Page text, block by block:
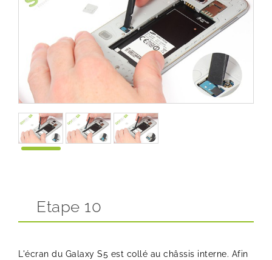
Etape 10
L'écran du Galaxy S5 est collé au châssis interne. Afin